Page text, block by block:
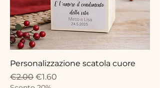
Personalizzazione scatola cuore
Regular Price
€2.00 Sale Price
€1.60